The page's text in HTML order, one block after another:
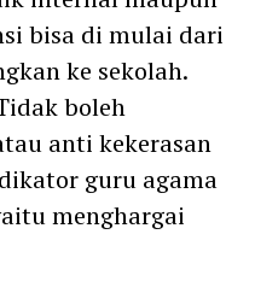
bisa di mulai dari
ke sekolah.
boleh
anti kekerasan
guru agama
menghargai